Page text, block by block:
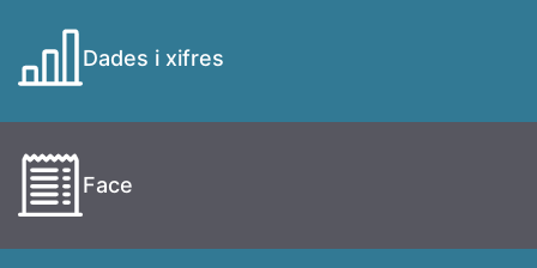
Dades i xifres
Face